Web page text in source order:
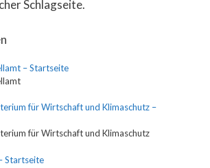
Schlagseite.
– Startseite
für Wirtschaft und Klimaschutz –
für Wirtschaft und Klimaschutz
Startseite